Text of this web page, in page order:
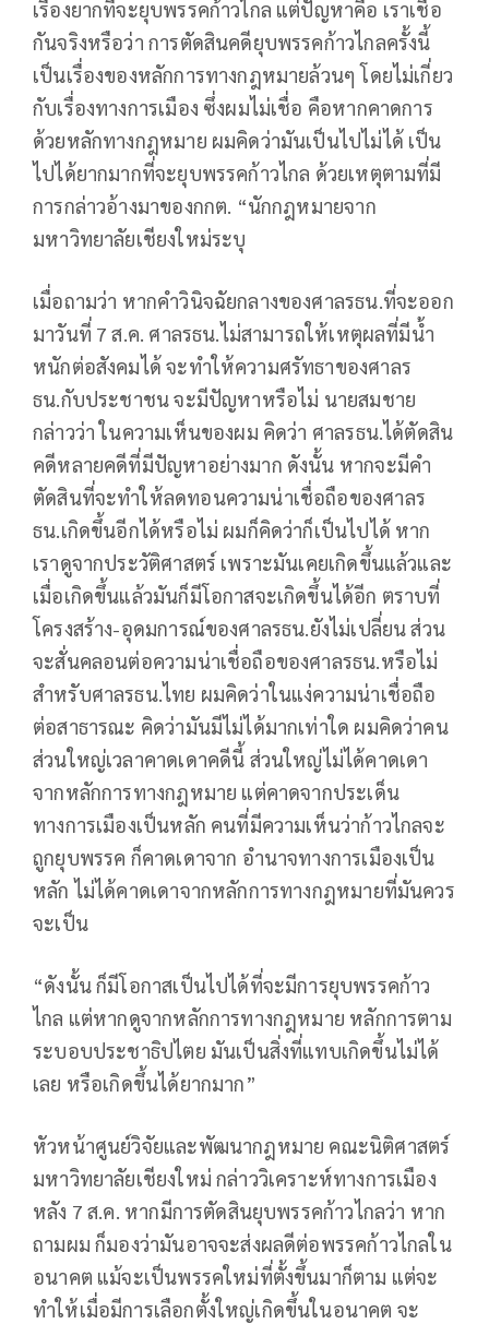
เรื่องยากที่จะยุบพรรคก้าวไกล แต่ปัญหาคือ เราเชื่อ
กันจริงหรือว่า การตัดสินคดียุบพรรคก้าวไกลครั้งนี้
เป็นเรื่องของหลักการทางกฎหมายล้วนๆ โดยไม่เกี่ยว
กับเรื่องทางการเมือง ซึ่งผมไม่เชื่อ คือหากคาดการ
ด้วยหลักทางกฎหมาย ผมคิดว่ามันเป็นไปไม่ได้ เป็น
ไปได้ยากมากที่จะยุบพรรคก้าวไกล ด้วยเหตุตามที่มี
การกล่าวอ้างมาของกกต. “นักกฎหมายจาก
มหาวิทยาลัยเชียงใหม่ระบุ
เมื่อถามว่า หากคำวินิจฉัยกลางของศาลรธน.ที่จะออก
มาวันที่ 7 ส.ค. ศาลรธน.ไม่สามารถให้เหตุผลที่มีน้ำ
หนักต่อสังคมได้ จะทำให้ความศรัทธาของศาลร
ธน.กับประชาชน จะมีปัญหาหรือไม่ นายสมชาย
กล่าวว่า ในความเห็นของผม คิดว่า ศาลรธน.ได้ตัดสิน
คดีหลายคดีที่มีปัญหาอย่างมาก ดังนั้น หากจะมีคำ
ตัดสินที่จะทำให้ลดทอนความน่าเชื่อถือของศาลร
ธน.เกิดขึ้นอีกได้หรือไม่ ผมก็คิดว่าก็เป็นไปได้ หาก
เราดูจากประวัติศาสตร์ เพราะมันเคยเกิดขึ้นแล้วและ
เมื่อเกิดขึ้นแล้วมันก็มีโอกาสจะเกิดขึ้นได้อีก ตราบที่
โครงสร้าง-อุดมการณ์ของศาลรธน.ยังไม่เปลี่ยน ส่วน
จะสั่นคลอนต่อความน่าเชื่อถือของศาลรธน.หรือไม่
สำหรับศาลรธน.ไทย ผมคิดว่าในแง่ความน่าเชื่อถือ
ต่อสาธารณะ คิดว่ามันมีไม่ได้มากเท่าใด ผมคิดว่าคน
ส่วนใหญ่เวลาคาดเดาคดีนี้ ส่วนใหญ่ไม่ได้คาดเดา
จากหลักการทางกฎหมาย แต่คาดจากประเด็น
ทางการเมืองเป็นหลัก คนที่มีความเห็นว่าก้าวไกลจะ
ถูกยุบพรรค ก็คาดเดาจาก อำนาจทางการเมืองเป็น
หลัก ไม่ได้คาดเดาจากหลักการทางกฎหมายที่มันควร
จะเป็น
“ดังนั้น ก็มีโอกาสเป็นไปได้ที่จะมีการยุบพรรคก้าว
ไกล แต่หากดูจากหลักการทางกฎหมาย หลักการตาม
ระบอบประชาธิปไตย มันเป็นสิ่งที่แทบเกิดขึ้นไม่ได้
เลย หรือเกิดขึ้นได้ยากมาก”
หัวหน้าศูนย์วิจัยและพัฒนากฎหมาย คณะนิติศาสตร์
มหาวิทยาลัยเชียงใหม่ กล่าววิเคราะห์ทางการเมือง
หลัง 7 ส.ค. หากมีการตัดสินยุบพรรคก้าวไกลว่า หาก
ถามผม ก็มองว่ามันอาจจะส่งผลดีต่อพรรคก้าวไกลใน
อนาคต แม้จะเป็นพรรคใหม่ที่ตั้งขึ้นมาก็ตาม แต่จะ
ทำให้เมื่อมีการเลือกตั้งใหญ่เกิดขึ้นในอนาคต จะ